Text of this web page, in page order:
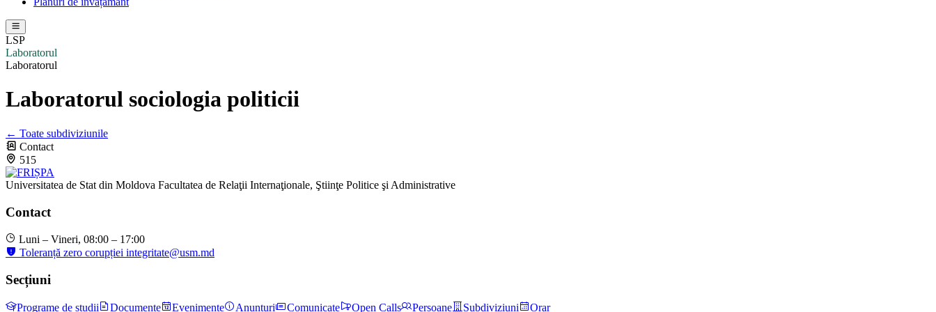
LSP
Laboratorul
Laboratorul
Laboratorul sociologia politicii
← Toate subdiviziunile
Contact
515
Universitatea de Stat din Moldova Facultatea de Relaţii Internaţionale, Ştiinţe Politice şi Administrative
Contact
Luni – Vineri, 08:00 – 17:00
Toleranță zero corupției integritate@usm.md
Secțiuni
Programe de studii Documente Evenimente Anunțuri Comunicate Open Calls Persoane Subdiviziuni Orar